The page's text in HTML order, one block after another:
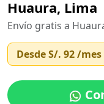
Huaura, Lima
Envío gratis a
DesdeS/. 92/mes